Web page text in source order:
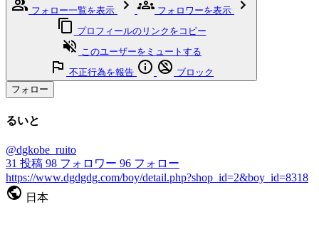
フォロー一覧を表示
フォロワーを表示
プロフィールのリンクをコピー
このユーザーをミュートする
不正行為を報告
ブロック
フォロー
るいと
@dgkobe_ruito
31 投稿 98 フォロワー 96 フォロー
https://www.dgdgdg.com/boy/detail.php?shop_id=2&boy_id=8318
日本